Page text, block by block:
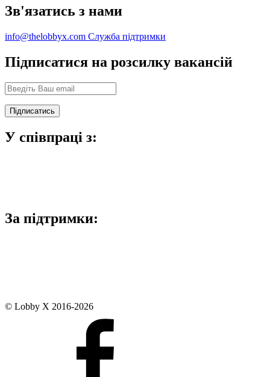
Зв'язатись з нами
info@thelobbyx.com Служба підтримки
Підписатися на розсилку вакансій
У співпраці з:
За підтримки:
© Lobby X 2016-2026